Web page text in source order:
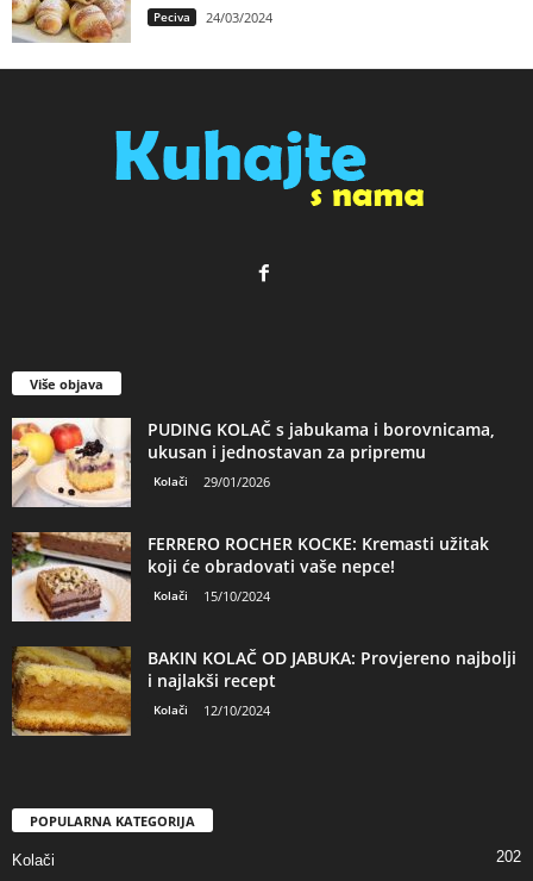
Peciva 24/03/2024
Više objava
PUDING KOLAČ s jabukama i borovnicama,
ukusan i jednostavan za pripremu
Kolači 29/01/2026
FERRERO ROCHER KOCKE: Kremasti užitak
koji će obradovati vaše nepce!
Kolači 15/10/2024
BAKIN KOLAČ OD JABUKA: Provjereno najbolji
i najlakši recept
Kolači 12/10/2024
POPULARNA KATEGORIJA
Kolači 202